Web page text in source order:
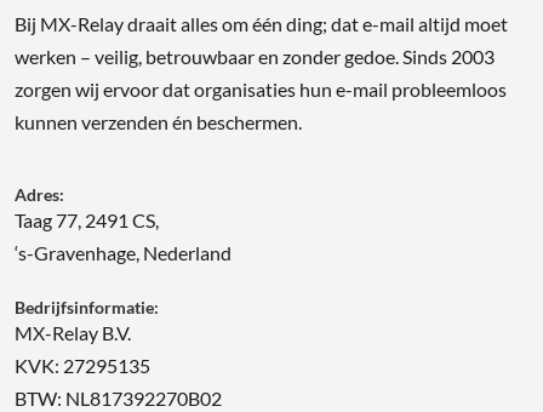
Bij MX-Relay draait alles om één ding; dat e-mail altijd moet
werken – veilig, betrouwbaar en zonder gedoe. Sinds 2003
zorgen wij ervoor dat organisaties hun e-mail probleemloos
kunnen verzenden én beschermen.
Adres:
Taag 77, 2491 CS,
‘s-Gravenhage, Nederland
Bedrijfsinformatie:
MX-Relay B.V.
KVK: 27295135
BTW: NL817392270B02